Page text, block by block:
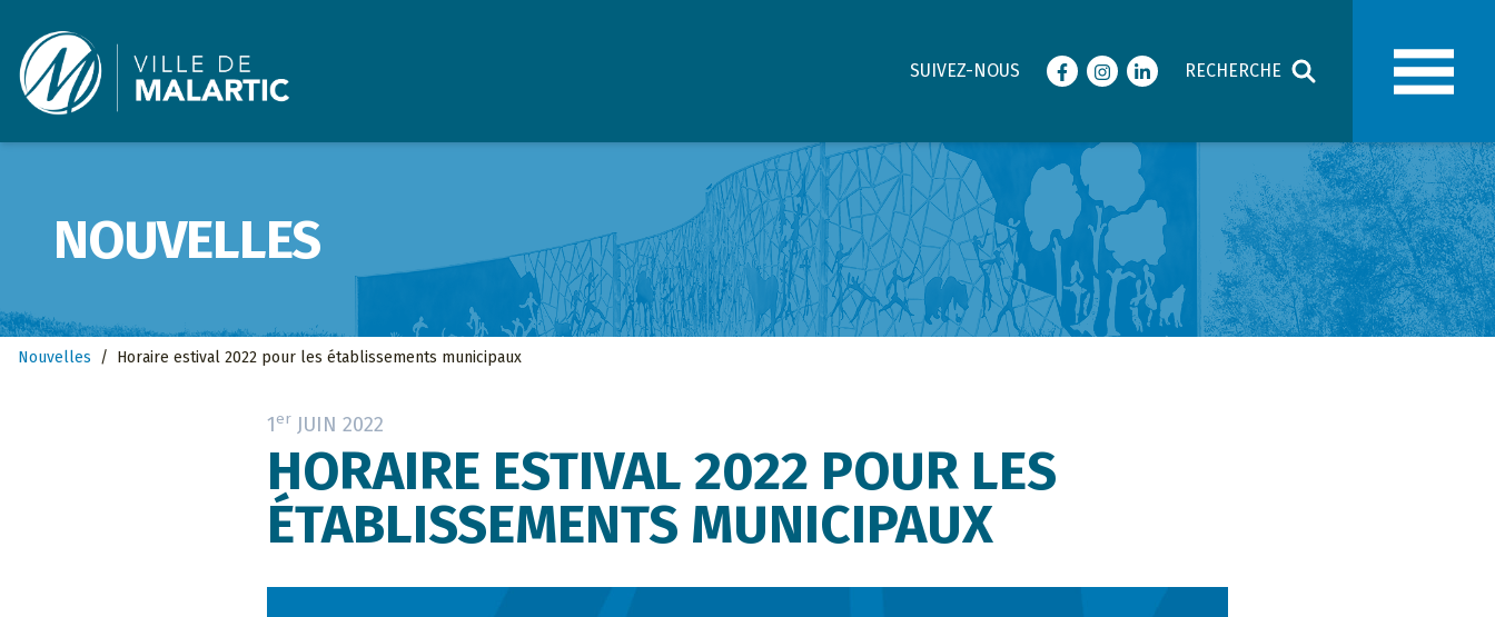
Ville de Malartic
SUIVEZ-NOUS
FacebookInstagramLinkedInRECHERCHE
NOUVELLES
Nouvelles / Horaire estival 2022 pour les établissements municipaux
1er JUIN 2022
HORAIRE ESTIVAL 2022 POUR LES
ÉTABLISSEMENTS MUNICIPAUX